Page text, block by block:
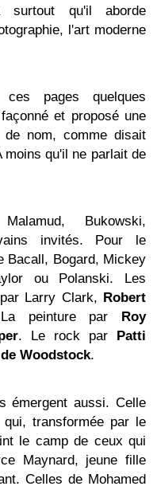
qu'il aborde
l'art moderne
pages quelques
et proposé une
nom, comme disait
moins qu'il ne parlait de
Bukowski,
invités. Pour le
Bacall, Bogard, Mickey
ou Polanski. Les
Larry Clark, Robert
peinture par Roy
. Le rock par Patti
Woodstock.
émergent aussi. Celle
transformée par le
le camp de ceux qui
Maynard, jeune fille
Celles de Mohamed